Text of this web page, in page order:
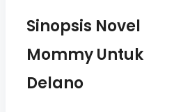
Sinopsis Novel
Mommy Untuk
Delano